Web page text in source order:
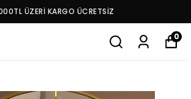
ÜZERİ KARGO ÜCRETSİZ
0